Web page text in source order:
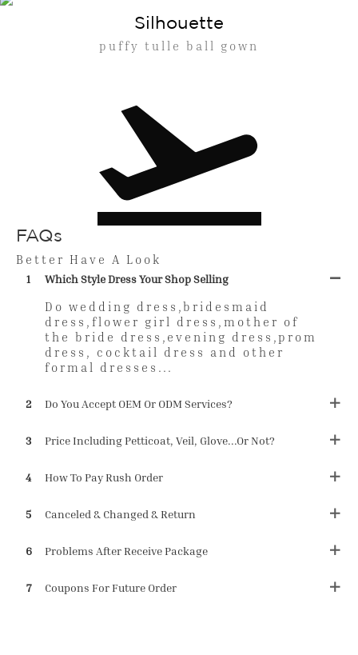
Silhouette
puffy tulle ball gown
FAQs
Better Have A Look
1 Which Style Dress Your Shop Selling
Do wedding dress,bridesmaid
dress,flower girl dress,mother of
the bride dress,evening dress,prom
dress, cocktail dress and other
formal dresses...
2 Do You Accept OEM Or ODM Services?
3 Price Including Petticoat, Veil, Glove...or Not?
4 How To Pay Rush Order
5 Canceled & Changed & Return
6 Problems After Receive Package
7 Coupons For Future Order